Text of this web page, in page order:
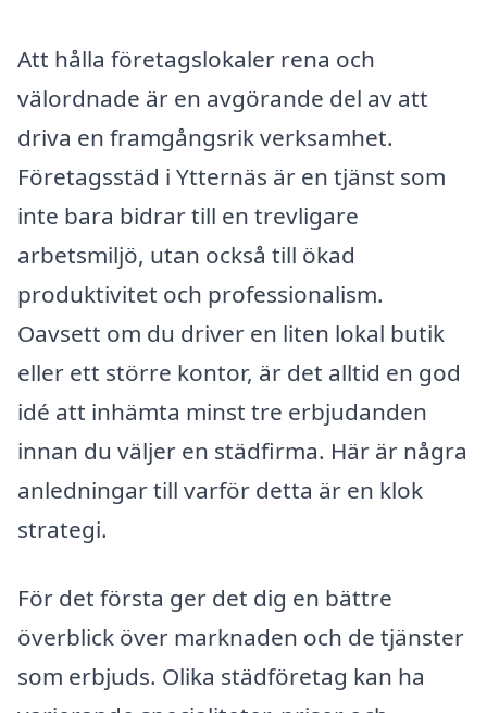
Att hålla företagslokaler rena och
välordnade är en avgörande del av att
driva en framgångsrik verksamhet.
Företagsstäd i Ytternäs är en tjänst som
inte bara bidrar till en trevligare
arbetsmiljö, utan också till ökad
produktivitet och professionalism.
Oavsett om du driver en liten lokal butik
eller ett större kontor, är det alltid en god
idé att inhämta minst tre erbjudanden
innan du väljer en städfirma. Här är några
anledningar till varför detta är en klok
strategi.
För det första ger det dig en bättre
överblick över marknaden och de tjänster
som erbjuds. Olika städföretag kan ha